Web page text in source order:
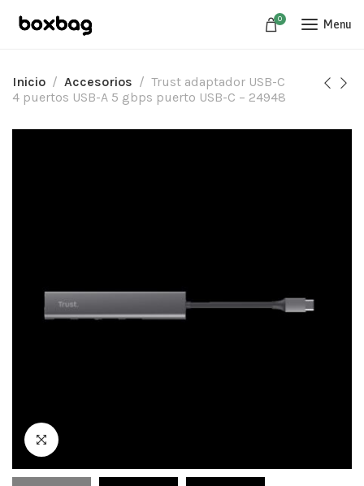
0 Menu
Inicio Accesorios
Trust adaptador USB-C
4 puertos USB-A 5 gbps puerto USB-C – 24948